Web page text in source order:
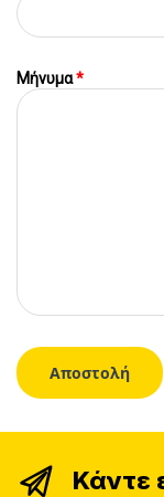
Μήνυμα*
Κάντε